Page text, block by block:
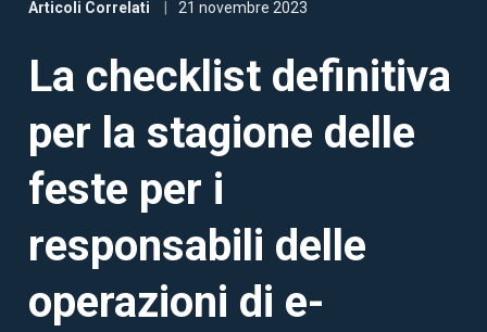
Articoli Correlati 21 novembre 2023
La checklist definitiva
per la stagione delle
feste per i
responsabili delle
operazioni di e-